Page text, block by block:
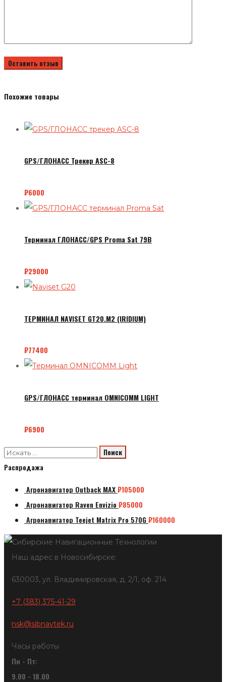
Похожие товары
GPS/ГЛОНАСС Трекер ASC-8
₽6000
Терминал ГЛОНАСС/GPS Proma Sat 79B
₽29000
ТЕРМИНАЛ NAVISET GT20.М2 (IRIDIUM)
₽77400
GPS/ГЛОНАСС терминал OMNICOMM LIGHT
₽6900
Распродажа
Агронавигатор Outback MAX₽105000
Агронавигатор Raven Envizio ₽85000
Агронавигатор Teejet Matrix Pro 570G ₽160000
Наш адрес в Новосибирске:
630003, ул. Владимировская, д. 2/1, оф. 214
+7 (383) 375-41-29
nsk@sibnavtek.ru
Часы работы
Пн - Пт:
9.00 - 18.00